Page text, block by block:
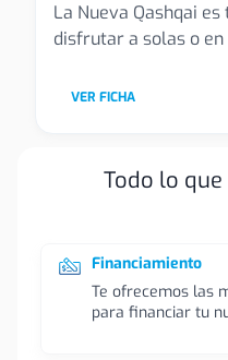
La Nueva Qashqai
disfrutar a solas o en
VER FICHA
Todo lo
Financiamiento
Te ofrecemos las
para financiar tu